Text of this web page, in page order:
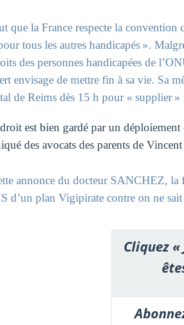
que la France respecte la
tous les autres handicapés ».
des personnes handicapées de
envisage de mettre fin à sa vie. Sa
de Reims dès 15 h pour « supplier
est bien gardé par un
des avocats des parents de
annonce du docteur SANCHEZ,
d’un plan Vigipirate contre on ne sait
Cliquez